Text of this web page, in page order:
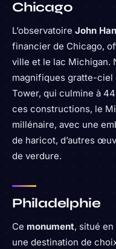
Chicago
L’observatoire John
financier de Chicago,
ville et le lac Michigan.
magnifiques gratte-ciel
Tower, qui culmine à
ces constructions, le
millénaire, avec une
de haricot, d’autres
de verdure.
Philadelphie
Ce monument, situé
une destination de